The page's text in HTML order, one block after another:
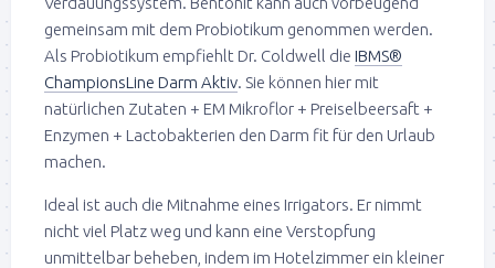
gemeinsam mit dem Probiotikum genommen werden.
Als Probiotikum empfiehlt Dr. Coldwell die IBMS®
ChampionsLine Darm Aktiv. Sie können hier mit
natürlichen Zutaten + EM Mikroflor + Preiselbeersaft +
Enzymen + Lactobakterien den Darm fit für den Urlaub
machen.
Ideal ist auch die Mitnahme eines Irrigators. Er nimmt
nicht viel Platz weg und kann eine Verstopfung
unmittelbar beheben, indem im Hotelzimmer ein kleiner